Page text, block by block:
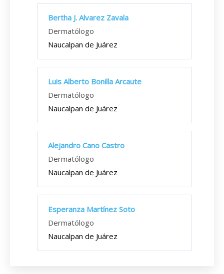
Bertha J. Alvarez Zavala
Dermatólogo
Naucalpan de Juárez
Luis Alberto Bonilla Arcaute
Dermatólogo
Naucalpan de Juárez
Alejandro Cano Castro
Dermatólogo
Naucalpan de Juárez
Esperanza Martínez Soto
Dermatólogo
Naucalpan de Juárez